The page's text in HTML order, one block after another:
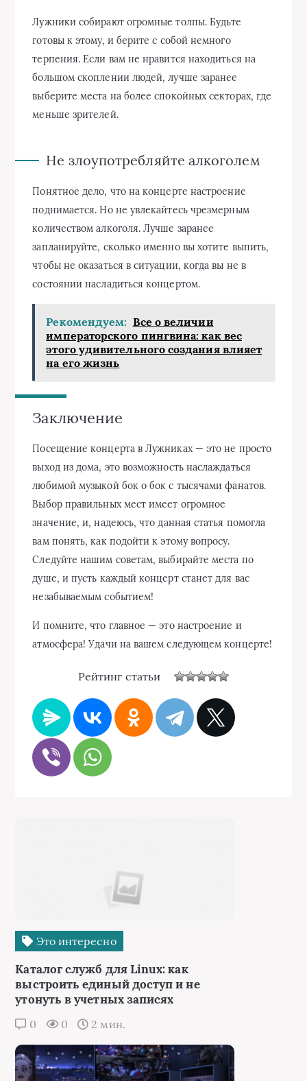
Лужники собирают огромные толпы. Будьте
готовы к этому, и берите с собой немного
терпения. Если вам не нравится находиться на
большом скоплении людей, лучше заранее
выберите места на более спокойных секторах, где
меньше зрителей.
Не злоупотребляйте алкоголем
Понятное дело, что на концерте настроение
поднимается. Но не увлекайтесь чрезмерным
количеством алкоголя. Лучше заранее
запланируйте, сколько именно вы хотите выпить,
чтобы не оказаться в ситуации, когда вы не в
состоянии насладиться концертом.
Рекомендуем: Все о величии
императорского пингвина: как вес
этого удивительного создания влияет
на его жизнь
Заключение
Посещение концерта в Лужниках — это не просто
выход из дома, это возможность наслаждаться
любимой музыкой бок о бок с тысячами фанатов.
Выбор правильных мест имеет огромное
значение, и, надеюсь, что данная статья помогла
вам понять, как подойти к этому вопросу.
Следуйте нашим советам, выбирайте места по
душе, и пусть каждый концерт станет для вас
незабываемым событием!
И помните, что главное — это настроение и
атмосфера! Удачи на вашем следующем концерте!
Рейтинг статьи
Это интересно
Каталог служб для Linux: как
выстроить единый доступ и не
утонуть в учетных записях
0 0 2 мин.